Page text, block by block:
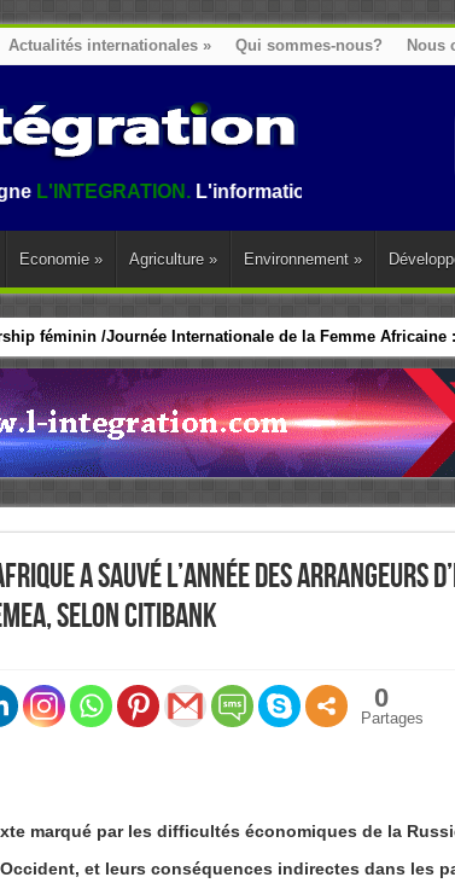
Actualités internationales » Qui sommes-nous? Nous
L'information au Benin, en Afrique et
Economie » Agriculture » Environnement »
féminin /Journée Internationale de la Femme
a sauvé l’année des arrangeurs
selon Citibank
0
Partages
marqué par les difficultés économiques de la
et leurs conséquences indirectes dans les